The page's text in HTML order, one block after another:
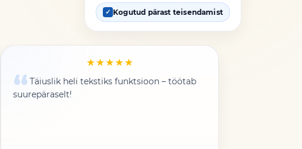
✓ Kogutud pärast teisendamist
★★★★★
Täiuslik heli tekstiks funktsioon – töötab
suurepäraselt!